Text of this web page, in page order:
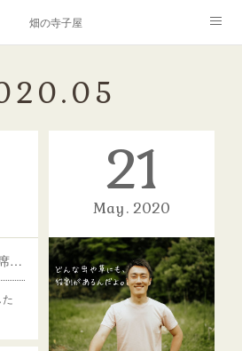
畑の寺子屋
.05
オンライン講座、残席５名です。
21
May 2020